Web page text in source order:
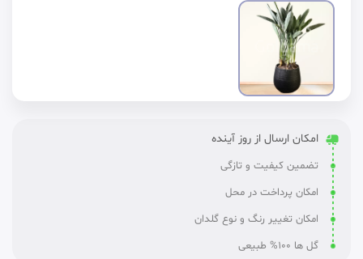
امکان ارسال از روز آینده
تضمین کیفیت و تازگی
امکان پرداخت در محل
امکان تغییر رنگ و نوع گلدان
گل ها 100% طبیعی